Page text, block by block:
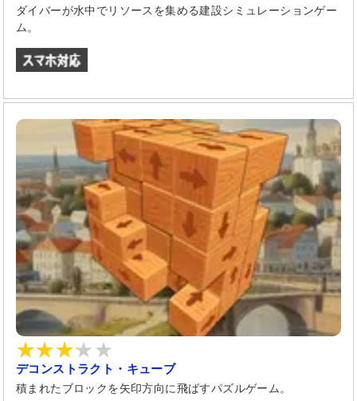
ダイバーが水中でリソースを集める建設シミュレーションゲー
ム。
デコンストラクト・キューブ
積まれたブロックを矢印方向に飛ばすパズルゲーム。